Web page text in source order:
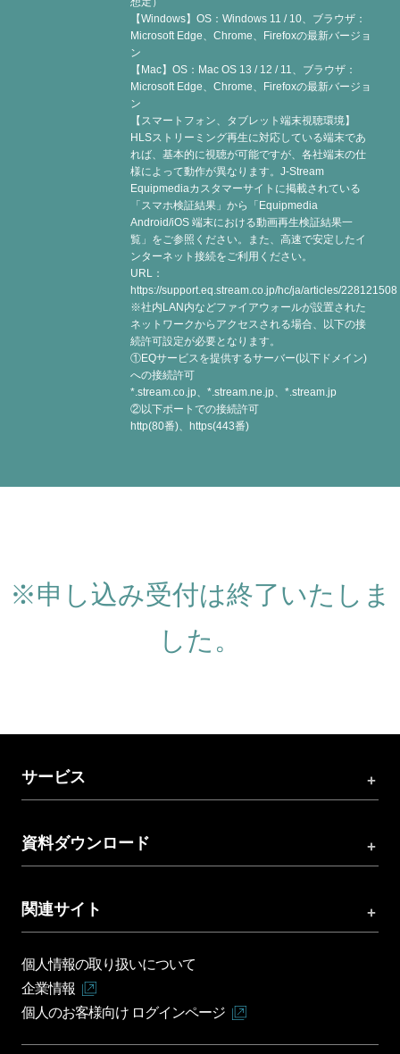
【Windows】OS：Windows 11 / 10、ブラウザ：
Microsoft Edge、Chrome、Firefoxの最新バージョ
ン
【Mac】OS：Mac OS 13 / 12 / 11、ブラウザ：
Microsoft Edge、Chrome、Firefoxの最新バージョ
ン
【スマートフォン、タブレット端末視聴環境】
HLSストリーミング再生に対応している端末であ
れば、基本的に視聴が可能ですが、各社端末の仕
様によって動作が異なります。J-Stream
Equipmediaカスタマーサイトに掲載されている
「スマホ検証結果」から「Equipmedia
Android/iOS 端末における動画再生検証結果一
覧」をご参照ください。また、高速で安定したイ
ンターネット接続をご利用ください。
URL：
https://support.eq.stream.co.jp/hc/ja/articles/228121508
※社内LAN内などファイアウォールが設置された
ネットワークからアクセスされる場合、以下の接
続許可設定が必要となります。
①EQサービスを提供するサーバー(以下ドメイン)
への接続許可
*.stream.co.jp、*.stream.ne.jp、*.stream.jp
②以下ポートでの接続許可
http(80番)、https(443番)
※申し込み受付は終了いたしま
した。
サービス
資料ダウンロード
関連サイト
個人情報の取り扱いについて
企業情報
個人のお客様向け ログインページ